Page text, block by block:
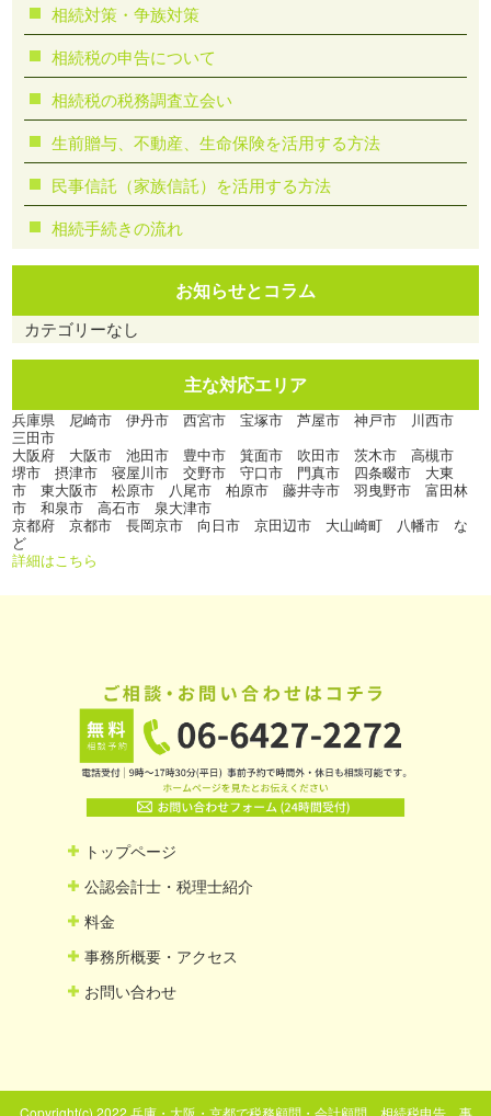
相続対策・争族対策
相続税の申告について
相続税の税務調査立会い
生前贈与、不動産、生命保険を活用する方法
民事信託（家族信託）を活用する方法
相続手続きの流れ
お知らせとコラム
カテゴリーなし
主な対応エリア
兵庫県 尼崎市 伊丹市 西宮市 宝塚市 芦屋市 神戸市 川西市
三田市
大阪府 大阪市 池田市 豊中市 箕面市 吹田市 茨木市 高槻市
堺市 摂津市 寝屋川市 交野市 守口市 門真市 四条畷市 大東
市 東大阪市 松原市 八尾市 柏原市 藤井寺市 羽曳野市 富田林
市 和泉市 高石市 泉大津市
京都府 京都市 長岡京市 向日市 京田辺市 大山崎町 八幡市 な
ど
詳細はこちら
トップページ
公認会計士・税理士紹介
料金
事務所概要・アクセス
お問い合わせ
Copyright(c) 2022 兵庫・大阪・京都で税務顧問・会計顧問、相続税申告、事